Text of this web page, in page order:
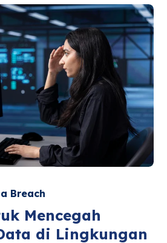
Breach
Mencegah
di Lingkungan